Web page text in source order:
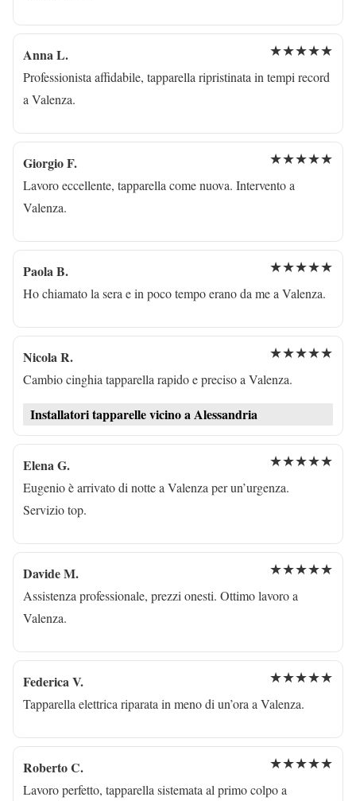
Anna L. ★★★★★
Professionista affidabile, tapparella ripristinata in tempi record
a Valenza.
Giorgio F. ★★★★★
Lavoro eccellente, tapparella come nuova. Intervento a
Valenza.
Paola B. ★★★★★
Ho chiamato la sera e in poco tempo erano da me a Valenza.
Nicola R. ★★★★★
Cambio cinghia tapparella rapido e preciso a Valenza.
Installatori tapparelle vicino a Alessandria
Elena G. ★★★★★
Eugenio è arrivato di notte a Valenza per un’urgenza.
Servizio top.
Davide M. ★★★★★
Assistenza professionale, prezzi onesti. Ottimo lavoro a
Valenza.
Federica V. ★★★★★
Tapparella elettrica riparata in meno di un’ora a Valenza.
Roberto C. ★★★★★
Lavoro perfetto, tapparella sistemata al primo colpo a